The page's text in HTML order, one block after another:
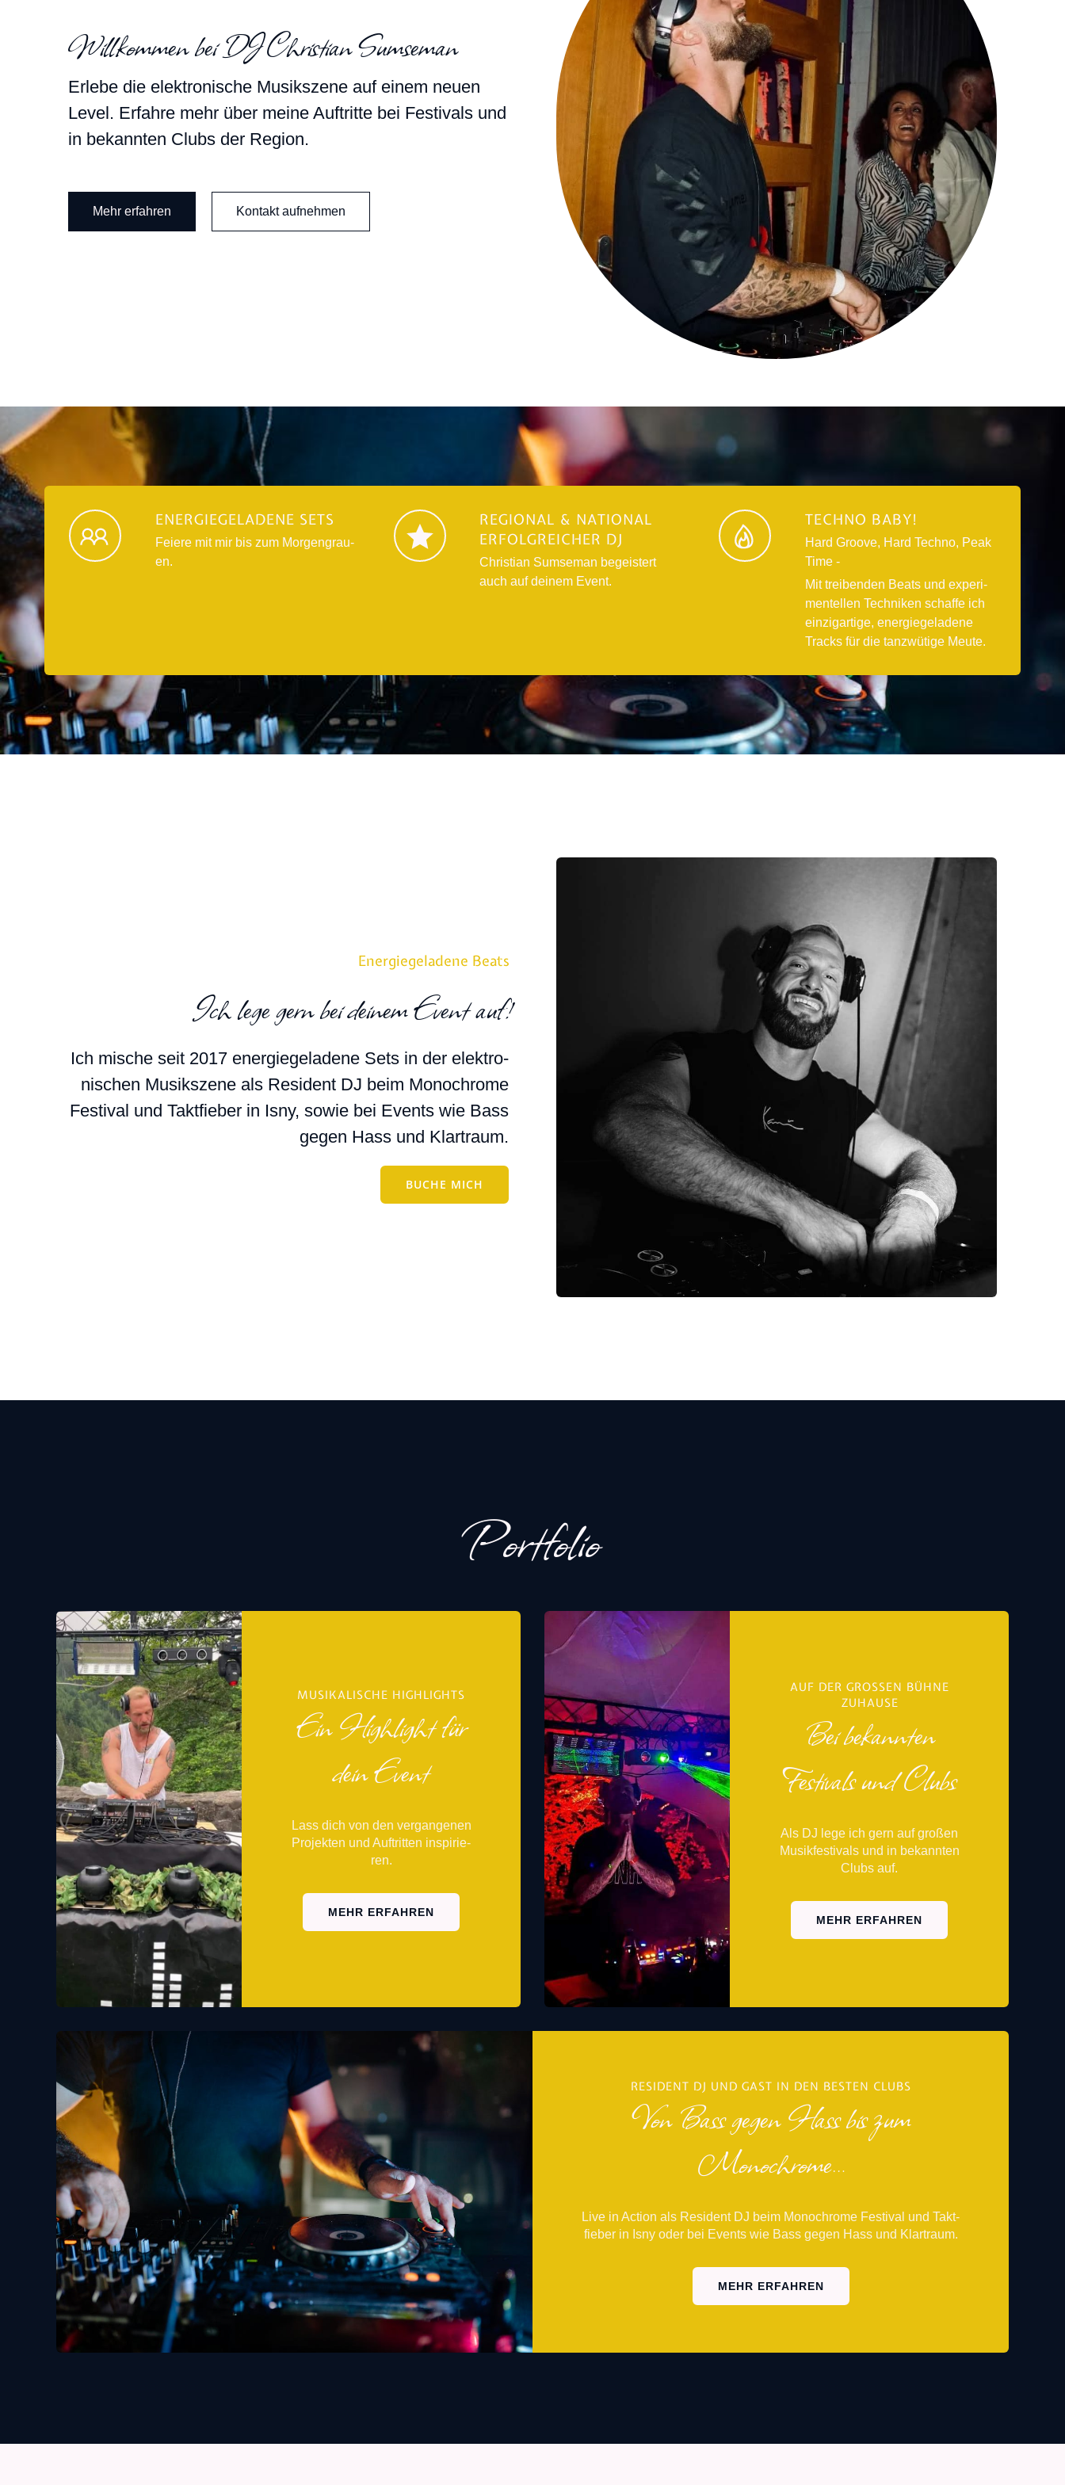
Willkommen bei DJ Christian Sumseman
Erlebe die elektronische Musikszene auf einem neuen
Level. Erfahre mehr über meine Auftritte bei Festivals und
in bekannten Clubs der Region.
Mehr erfahren Kontakt aufnehmen
ENERGIEGELADENE SETS
Feie­re mit mir bis zum Mor­gen­grau­
en.
REGIONAL & NATIONAL
ERFOLGREICHER DJ
Chris­ti­an Sum­se­man begeis­tert
auch auf dei­nem Event.
TECHNO BABY!
Hard Groo­ve, Hard Tech­no, Peak
Time -
Mit trei­ben­den Beats und expe­ri­
men­tel­len Tech­ni­ken schaf­fe ich
ein­zig­ar­ti­ge, ener­gie­ge­la­de­ne
Tracks für die tanz­wü­ti­ge Meu­te.
Energiegeladene Beats
Ich lege gern bei deinem Event auf!
Ich mische seit 2017 ener­gie­ge­la­de­ne Sets in der elek­tro­
ni­schen Musik­sze­ne als Resi­dent DJ beim Mono­chro­me
Fes­ti­val und Takt­fie­ber in Isny, sowie bei Events wie Bass
gegen Hass und Klar­traum.
BUCHE MICH
Portfolio
MUSIKALISCHE HIGHLIGHTS
Ein Highlight für
dein Event
Lass dich von den ver­gan­ge­nen
Pro­jek­ten und Auf­trit­ten inspi­rie­
ren.
MEHR ERFAH­REN
AUF DER GROSSEN BÜHNE Z
UHAUSE
Bei bekannten
Festivals und Clubs
Als DJ lege ich gern auf gro­ßen
Musik­fes­ti­vals und in bekann­ten
Clubs auf.
MEHR ERFAH­REN
RESIDENT DJ UND GAST IN DEN BESTEN CLUBS
Von Bass gegen Hass bis zum
Monochrome…
Live in Action als Resi­dent DJ beim Mono­chro­me Fes­ti­val und Takt­
fie­ber in Isny oder bei Events wie Bass gegen Hass und Klar­traum.
MEHR ERFAH­REN